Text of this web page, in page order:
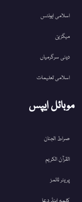
اسلامی ایونٹس
میگزین
دینی سرگرمیاں
اسلامی تعلیمات
موبائل ایپس
صراط الجنان
القرآن الکریم
پریئر ٹائمز